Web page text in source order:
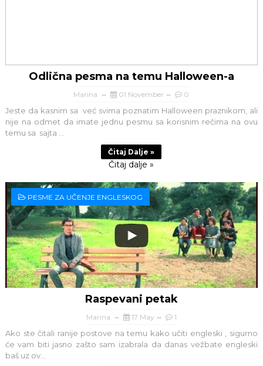
Odlična pesma na temu Halloween-a
Marina 01 November 0
Jeste da kasnim sa već svima poznatim Halloween praznikom, ali
nije na odmet da imate jednu pesmu sa korisnim rečima na ovu
temu sa sajta ...
Čitaj Dalje »
Čitaj dalje »
PESME ZA UČENJE ENGLESKOG
Raspevani petak
Marina 17 May 1
Ako ste čitali ranije postove na temu kako učiti engleski , sigurno
će vam biti jasno zašto sam izabrala da danas vežbate engleski
baš uz ov...